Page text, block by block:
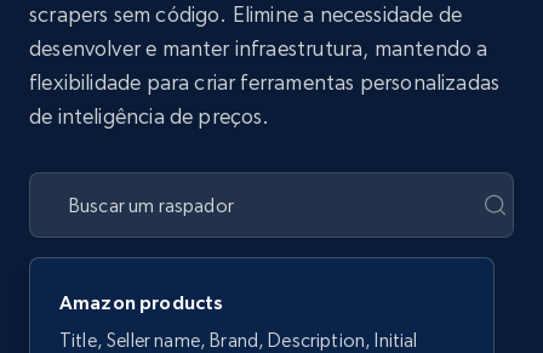
scrapers sem código. Elimine a necessidade de
desenvolver e manter infraestrutura, mantendo a
flexibilidade para criar ferramentas personalizadas
de inteligência de preços.
Amazon products
Title, Seller name, Brand, Description, Initial